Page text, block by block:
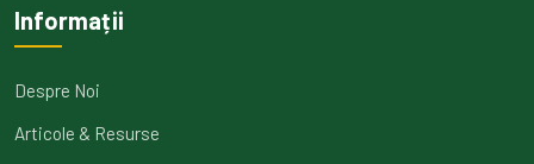
Informații
Despre Noi
Articole & Resurse